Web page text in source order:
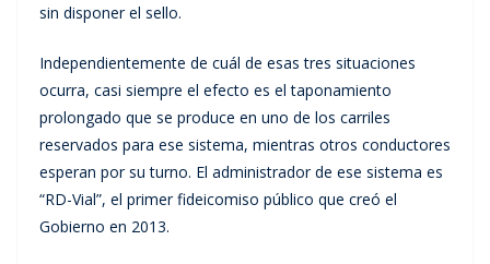
sin disponer el sello.
Independientemente de cuál de esas tres situaciones
ocurra, casi siempre el efecto es el taponamiento
prolongado que se produce en uno de los carriles
reservados para ese sistema, mientras otros conductores
esperan por su turno. El administrador de ese sistema es
“RD-Vial”, el primer fideicomiso público que creó el
Gobierno en 2013.